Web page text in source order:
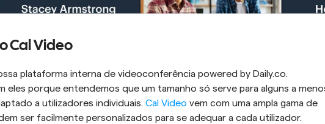
Cal Video
plataforma interna de videoconferência powered by Daily.co.
eles porque entendemos que um tamanho só serve para alguns a
a utilizadores individuais. Cal Video vem com uma ampla gama de
ser facilmente personalizados para se adequar a cada utilizador.